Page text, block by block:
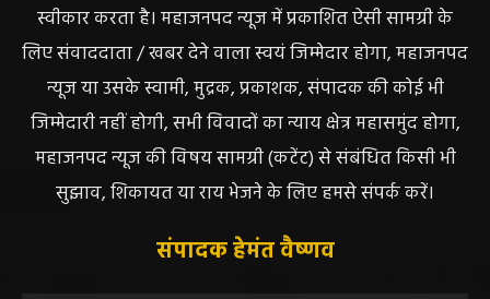
स्वीकार करता है। महाजनपद न्यूज में प्रकाशित ऐसी सामग्री के
लिए संवाददाता / खबर देने वाला स्वयं जिम्मेदार होगा, महाजनपद
न्यूज या उसके स्वामी, मुद्रक, प्रकाशक, संपादक की कोई भी
जिम्मेदारी नहीं होगी, सभी विवादों का न्याय क्षेत्र महासमुंद होगा,
महाजनपद न्यूज की विषय सामग्री (कटेंट) से संबंधित किसी भी
सुझाव, शिकायत या राय भेजने के लिए हमसे संपर्क करें।
संपादक हेमंत वैष्णव